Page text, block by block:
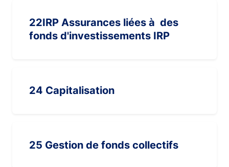
22IRP Assurances liées à des
fonds d'investissements IRP
24 Capitalisation
25 Gestion de fonds collectifs